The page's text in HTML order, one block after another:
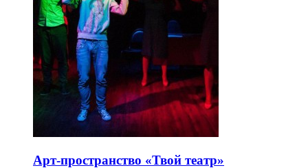
Арт-пространство «Твой театр»